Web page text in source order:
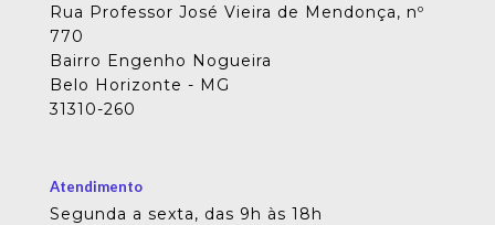
Rua Professor José Vieira de Mendonça, nº
770
Bairro Engenho Nogueira
Belo Horizonte - MG
31310-260
Atendimento
Segunda a sexta, das 9h às 18h